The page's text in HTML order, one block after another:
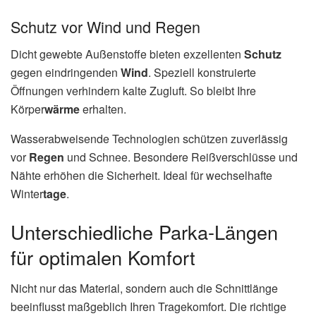
Schutz vor Wind und Regen
Dicht gewebte Außenstoffe bieten exzellenten Schutz
gegen eindringenden Wind. Speziell konstruierte
Öffnungen verhindern kalte Zugluft. So bleibt Ihre
Körperwärmeerhalten.
Wasserabweisende Technologien schützen zuverlässig
vorRegen und Schnee. Besondere Reißverschlüsse und
Nähte erhöhen die Sicherheit. Ideal für wechselhafte
Wintertage.
Unterschiedliche Parka-Längen
für optimalen Komfort
Nicht nur das Material, sondern auch die Schnittlänge
beeinflusst maßgeblich Ihren Tragekomfort. Die richtige